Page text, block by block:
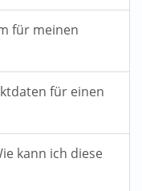
für meinen
für einen
kann ich diese